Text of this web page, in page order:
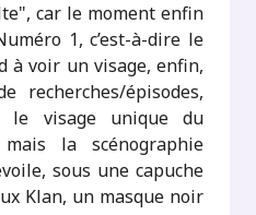
car le moment enfin
1, c’est-à-dire le
à voir un visage, enfin,
épisodes,
le visage unique du
la scénographie
sous une capuche
Klan, un masque noir